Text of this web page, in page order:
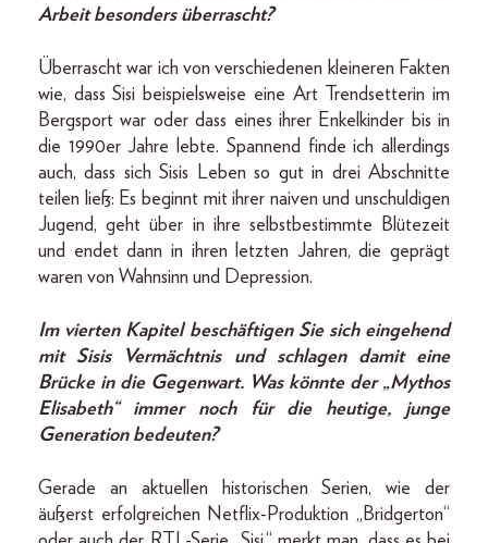
Arbeit besonders überrascht?
Überrascht war ich von verschiedenen kleineren Fakten
wie, dass Sisi beispielsweise eine Art Trendsetterin im
Bergsport war oder dass eines ihrer Enkelkinder bis in
die 1990er Jahre lebte. Spannend finde ich allerdings
auch, dass sich Sisis Leben so gut in drei Abschnitte
teilen ließ: Es beginnt mit ihrer naiven und unschuldigen
Jugend, geht über in ihre selbstbestimmte Blütezeit
und endet dann in ihren letzten Jahren, die geprägt
waren von Wahnsinn und Depression.
Im vierten Kapitel beschäftigen Sie sich eingehend
mit Sisis Vermächtnis und schlagen damit eine
Brücke in die Gegenwart. Was könnte der „Mythos
Elisabeth“ immer noch für die heutige, junge
Generation bedeuten?
Gerade an aktuellen historischen Serien, wie der
äußerst erfolgreichen Netflix-Produktion „Bridgerton“